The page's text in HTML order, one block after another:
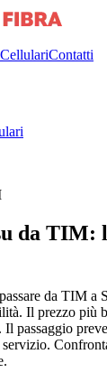
Contatti
da TIM:
da TIM a
Il prezzo più
passaggio